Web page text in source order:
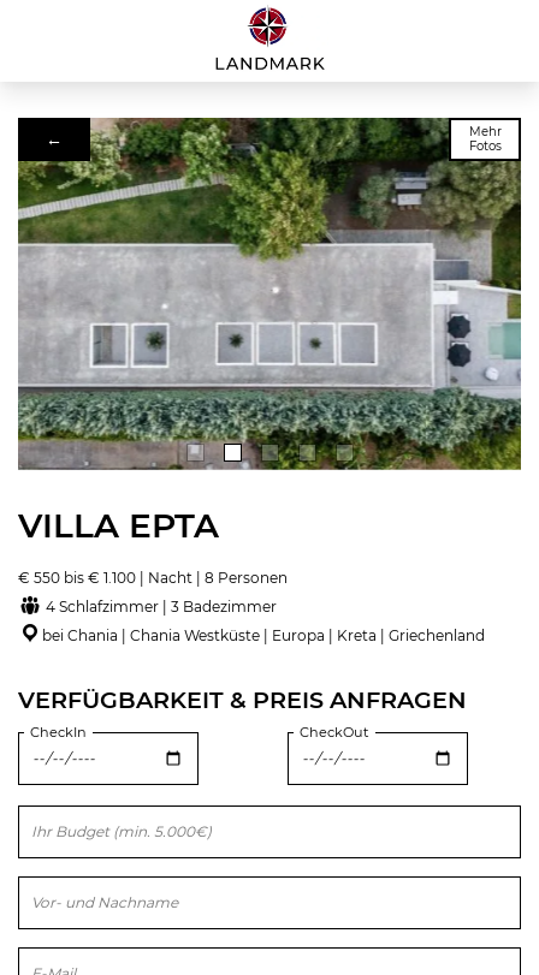
←
Mehr
Fotos
VILLA EPTA
€ 550 bis € 1.100 | Nacht | 8 Personen
4 Schlafzimmer | 3 Badezimmer
bei Chania | Chania Westküste | Europa | Kreta | Griechenland
VERFÜGBARKEIT & PREIS ANFRAGEN
CheckIn CheckOut